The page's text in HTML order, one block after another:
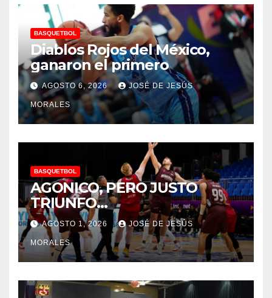
BASQUETBOL
Diablos Rojos del México,
ganaron el primero
AGOSTO 6, 2026 JOSÉ DE JESÚS
MORALES
BASQUETBOL
AGONICO, PERO JUSTO
TRIUNFO…
AGOSTO 1, 2026 JOSÉ DE JESÚS
MORALES